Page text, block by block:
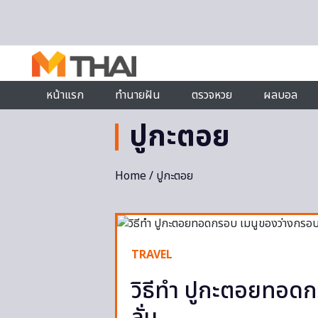
หน้าแรก
ทำนายฝัน ตรวจหวย ผลบอล
ปูกะตอย
Home/ ปูกะตอย
TRAVEL
วิธีทำ ปูกะตอยทอด